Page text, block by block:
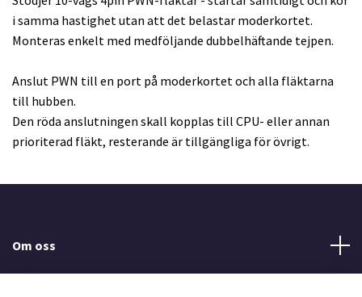
i samma hastighet utan att det belastar moderkortet.
Monteras enkelt med medföljande dubbelhäftande tejpen.
Anslut PWN till en port på moderkortet och alla fläktarna
till hubben.
Den röda anslutningen skall kopplas till CPU- eller annan
prioriterad fläkt, resterande är tillgängliga för övrigt.
Om oss